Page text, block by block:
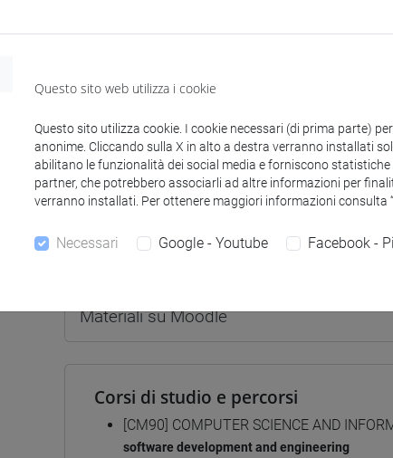
Docenti
FALCARIN Paolo- 48h Lezione
Materiali su Moodle
Corsi di studio e percorsi
[CM90] COMPUTER SCIENCE AND
software development and engineering
Questo sito web utilizza i cookie
Questo sito utilizza cookie. I cookie necessari (di prima parte)
anonime. Cliccando sulla X in alto a destra verranno installati
abilitano le funzionalità dei social media e forniscono
partner, che potrebbero associarli ad altre informazioni per
verranno installati. Per ottenere maggiori informazioni consulta
Necessari Google - Youtube Facebook -